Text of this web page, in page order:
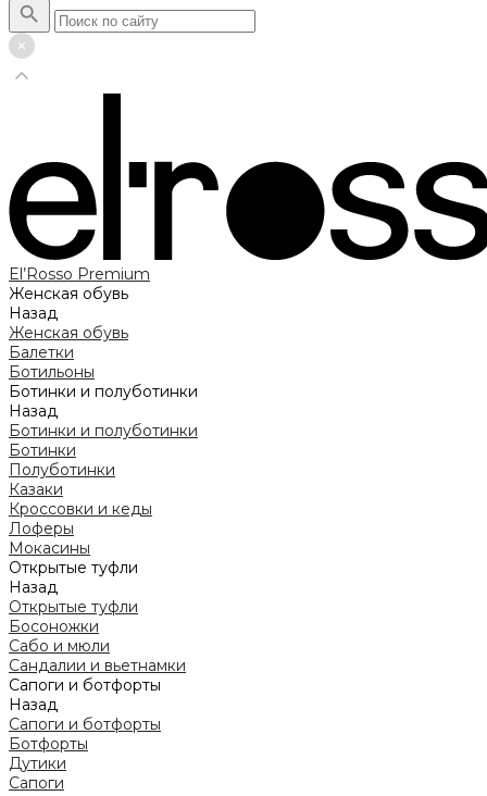
El’Rosso Premium
Женская обувь
Назад
Женская обувь
Балетки
Ботильоны
Ботинки и полуботинки
Назад
Ботинки и полуботинки
Ботинки
Полуботинки
Казаки
Кроссовки и кеды
Лоферы
Мокасины
Открытые туфли
Назад
Открытые туфли
Босоножки
Сабо и мюли
Сандалии и вьетнамки
Сапоги и ботфорты
Назад
Сапоги и ботфорты
Ботфорты
Дутики
Сапоги